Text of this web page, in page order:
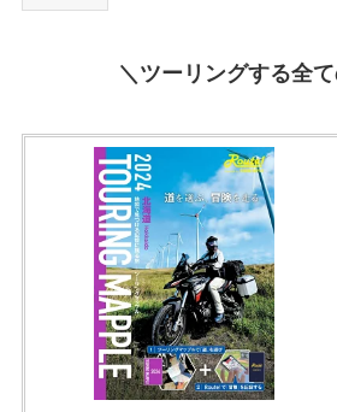
＼ツーリングする全